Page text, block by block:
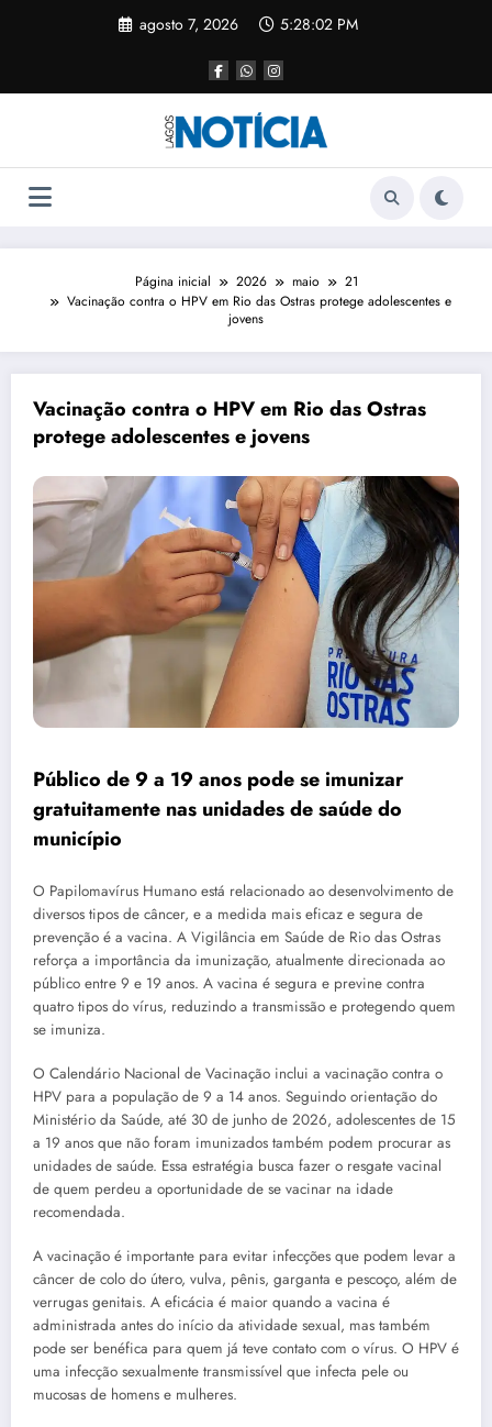
agosto 7, 2026 5:28:02 PM
Página inicial 2026 maio
21
Vacinação contra o HPV em Rio das Ostras protege adolescentes e
jovens
Vacinação contra o HPV em Rio das Ostras
protege adolescentes e jovens
Público de 9 a 19 anos pode se imunizar
gratuitamente nas unidades de saúde do
município
O Papilomavírus Humano está relacionado ao desenvolvimento de
diversos tipos de câncer, e a medida mais eficaz e segura de
prevenção é a vacina. A Vigilância em Saúde de Rio das Ostras
reforça a importância da imunização, atualmente direcionada ao
público entre 9 e 19 anos. A vacina é segura e previne contra
quatro tipos do vírus, reduzindo a transmissão e protegendo quem
se imuniza.
O Calendário Nacional de Vacinação inclui a vacinação contra o
HPV para a população de 9 a 14 anos. Seguindo orientação do
Ministério da Saúde, até 30 de junho de 2026, adolescentes de 15
a 19 anos que não foram imunizados também podem procurar as
unidades de saúde. Essa estratégia busca fazer o resgate vacinal
de quem perdeu a oportunidade de se vacinar na idade
recomendada.
A vacinação é importante para evitar infecções que podem levar a
câncer de colo do útero, vulva, pênis, garganta e pescoço, além de
verrugas genitais. A eficácia é maior quando a vacina é
administrada antes do início da atividade sexual, mas também
pode ser benéfica para quem já teve contato com o vírus. O HPV é
uma infecção sexualmente transmissível que infecta pele ou
mucosas de homens e mulheres.